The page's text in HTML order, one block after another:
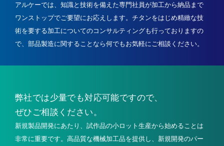
アルケーでは、知識と技術を備えた専門社員が加工から納品まで
ワンストップでご要望にお応えします。チタンをはじめ精緻な技
術を要する加工についてのコンサルティングも行っておりますの
で、部品製造に関することなら何でもお気軽にご相談ください。
弊社では少量でも対応可能ですので、
ぜひご相談ください。
新規製品開発にあたり、試作品の小ロット生産から始めることは
非常に重要です。高品質な機械加工品を提供し、新規開発のパー